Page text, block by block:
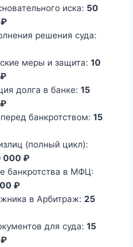
иска: 50
решения суда:
меры и защита: 10
долга в банке: 15
банкротством: 15
(полный цикл):
000 ₽
банкротства в МФЦ:
₽
в Арбитраж: 25
для суда: 15